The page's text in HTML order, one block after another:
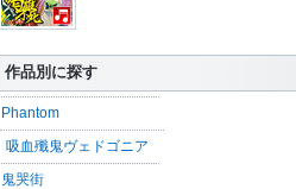
作品別に探す
Phantom
吸血殲鬼ヴェドゴニア
鬼哭街